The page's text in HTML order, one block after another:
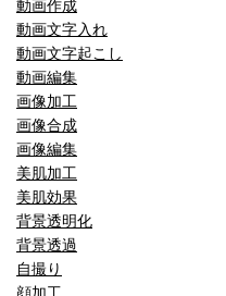
動画作成
動画文字入れ
動画文字起こし
動画編集
画像加工
画像合成
画像編集
美肌加工
美肌効果
背景透明化
背景透過
自撮り